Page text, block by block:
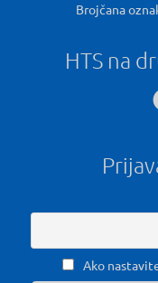
Brojčana
HTS na
Ako